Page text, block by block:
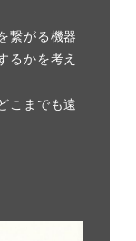
繋がる機器
るかを考え
こまでも遠